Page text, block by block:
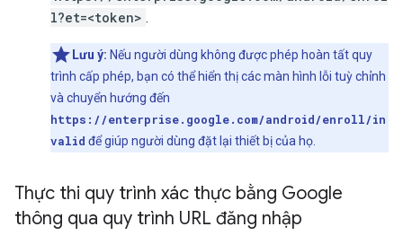
l?et=<token> .
Lưu ý: Nếu người dùng không được phép hoàn tất quy
trình cấp phép, bạn có thể hiển thị các màn hình lỗi tuỳ chỉnh
và chuyển hướng đến
https://enterprise.google.com/android/enroll/in
valid để giúp người dùng đặt lại thiết bị của họ.
Thực thi quy trình xác thực bằng Google
thông qua quy trình URL đăng nhập